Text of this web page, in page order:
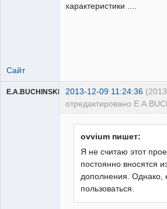
характеристики ....
Сайт
E.A.BUCHINSKIY 2013-12-09 11:24:36
отредактировано
ovvium пишет:
Я не считаю этот
постоянно вносятся
дополнения. Однако,
пользоваться.